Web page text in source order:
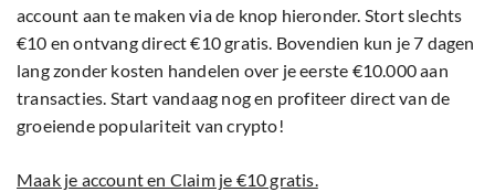
account aan te maken via de knop hieronder. Stort slechts
€10 en ontvang direct €10 gratis. Bovendien kun je 7 dagen
lang zonder kosten handelen over je eerste €10.000 aan
transacties. Start vandaag nog en profiteer direct van de
groeiende populariteit van crypto!
Maak je account en Claim je €10 gratis.